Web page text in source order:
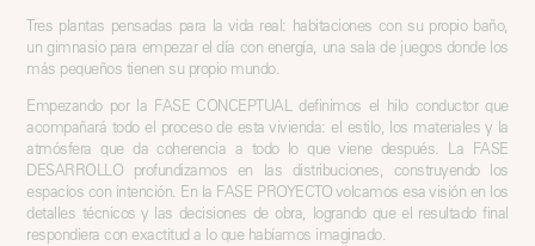
Tres plantas pensadas para la vida real: habitaciones con su propio baño,
un gimnasio para empezar el día con energía, una sala de juegos donde los
más pequeños tienen su propio mundo.
Empezando por la FASE CONCEPTUAL definimos el hilo conductor que
acompañará todo el proceso de esta vivienda: el estilo, los materiales y la
atmósfera que da coherencia a todo lo que viene después. La FASE
DESARROLLO profundizamos en las distribuciones, construyendo los
espacios con intención. En la FASE PROYECTO volcamos esa visión en los
detalles técnicos y las decisiones de obra, logrando que el resultado final
respondiera con exactitud a lo que habíamos imaginado.